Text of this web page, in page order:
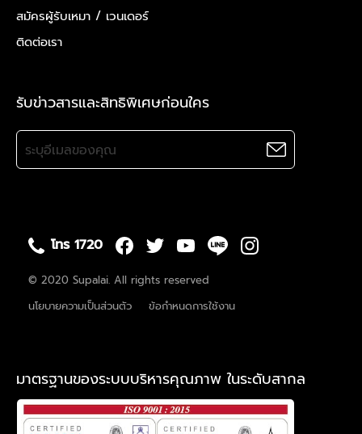
สมัครผู้รับเหมา / เวนเดอร์
ติดต่อเรา
รับข่าวสารและสิทธิพิเศษก่อนใคร
โทร 1720
© 2020 Supalai. All rights reserved
นโยบายความเป็นส่วนตัว
ข้อกำหนดการใช้งาน
มาตรฐานของระบบบริหารคุณภาพ ในระดับสากล